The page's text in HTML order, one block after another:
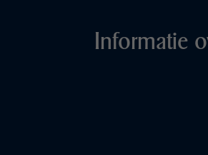
Informatie